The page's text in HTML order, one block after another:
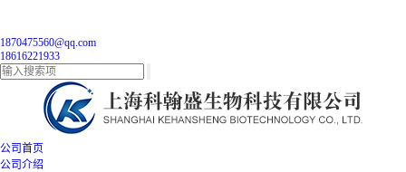
1870475560@qq.com
18616221933
公司首页
公司介绍